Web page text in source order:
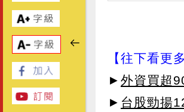
【往下看更多
► 外資買超
► 台股勁揚